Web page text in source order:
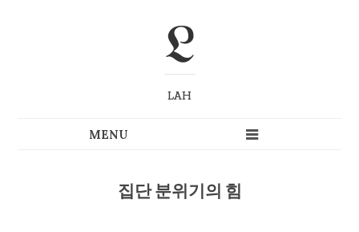
L
LAH
집단 분위기의 힘